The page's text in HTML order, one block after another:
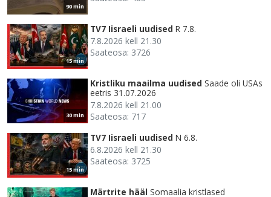
90 min
15 min
TV7 Iisraeli uudised R 7.8.
7.8.2026 kell 21.30
Saateosa: 3726
30 min
Kristliku maailma uudised Saade oli USAs
eetris 31.07.2026
7.8.2026 kell 21.00
Saateosa: 717
15 min
TV7 Iisraeli uudised N 6.8.
6.8.2026 kell 21.30
Saateosa: 3725
Märtrite hääl Somaalia kristlased